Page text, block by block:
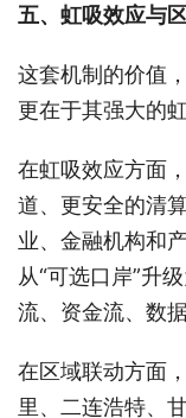
五、虹吸效应与
这套机制的价值
更在于其强大的
在虹吸效应方面
道、更安全的清
业、金融机构和
从“可选口岸”升
流、资金流、数
在区域联动方面
里、二连浩特、